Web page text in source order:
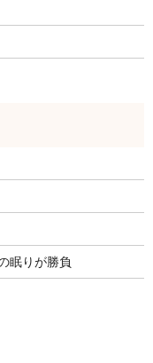
眠りが勝負